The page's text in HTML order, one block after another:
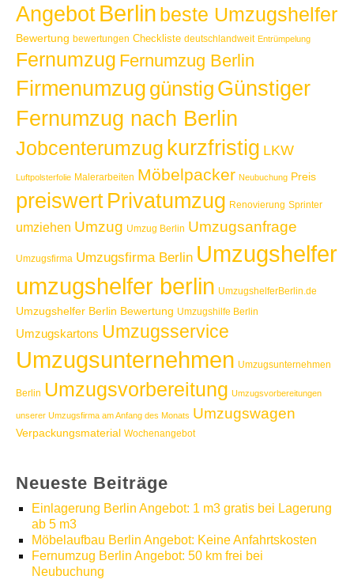
AngebotBerlin beste Umzugshelfer
Bewertung bewertungen Checkliste deutschlandweit Entrümpelung
Fernumzug Fernumzug Berlin
Firmenumzug günstig Günstiger
Fernumzug nach Berlin
Jobcenterumzug kurzfristig LKW
Luftpolsterfolie Malerarbeiten Möbelpacker Neubuchung Preis
preiswert Privatumzug Renovierung Sprinter
umziehen Umzug Umzug Berlin Umzugsanfrage
Umzugsfirma Umzugsfirma Berlin Umzugshelfer
umzugshelfer berlin UmzugshelferBerlin.de
Umzugshelfer Berlin Bewertung Umzugshilfe Berlin
Umzugskartons Umzugsservice
Umzugsunternehmen Umzugsunternehmen
Berlin Umzugsvorbereitung Umzugsvorbereitungen
unserer Umzugsfirma am Anfang des Monats Umzugswagen
Verpackungsmaterial Wochenangebot
Neueste Beiträge
Einlagerung Berlin Angebot: 1 m3 gratis bei Lagerung
ab 5 m3
Möbelaufbau Berlin Angebot: Keine Anfahrtskosten
Fernumzug Berlin Angebot: 50 km frei bei
Neubuchung